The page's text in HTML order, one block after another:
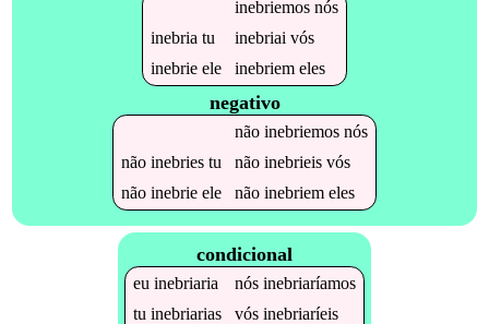
inebriemosnós
inebria tu inebriai vós
inebrieele inebriemeles
negativo
não inebriemosnós
não inebriestu não inebrieisvós
não inebrieele não inebriemeles
condicional
eu inebriaria nós inebriaríamos
tu inebriarias vós inebriaríeis